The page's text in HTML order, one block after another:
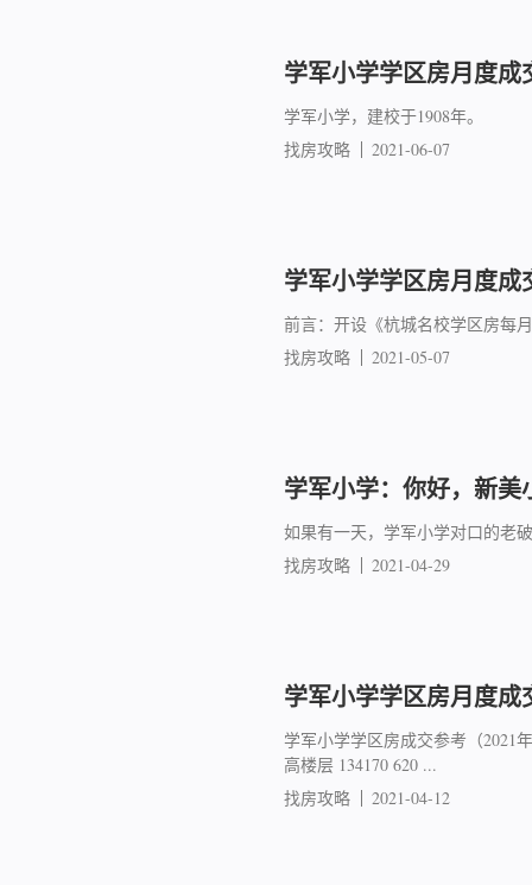
学军小学学区房月度成
学军小学，建校于1908年。
找房攻略
2021-06-07
学军小学学区房月度成
前言：开设《杭城名校学区房每
找房攻略
2021-05-07
学军小学：你好，新美
如果有一天，学军小学对口的老
找房攻略
2021-04-29
学军小学学区房月度成
学军小学学区房成交参考（2021
高楼层 134170 620 ...
找房攻略
2021-04-12